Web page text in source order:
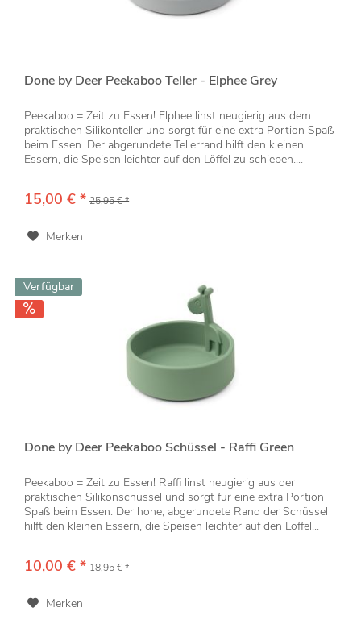
Done by Deer Peekaboo Teller - Elphee Grey
Peekaboo = Zeit zu Essen! Elphee linst neugierig aus dem
praktischen Silikonteller und sorgt für eine extra Portion Spaß
beim Essen. Der abgerundete Tellerrand hilft den kleinen
Essern, die Speisen leichter auf den Löffel zu schieben....
15,00 € * 25,95 € *
Merken
Verfügbar
Done by Deer Peekaboo Schüssel - Raffi Green
Peekaboo = Zeit zu Essen! Raffi linst neugierig aus der
praktischen Silikonschüssel und sorgt für eine extra Portion
Spaß beim Essen. Der hohe, abgerundete Rand der Schüssel
hilft den kleinen Essern, die Speisen leichter auf den Löffel...
10,00 € * 18,95 € *
Merken